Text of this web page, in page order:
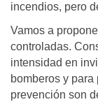
incendios, pero
Vamos a
controladas.
intensidad en
bomberos y
prevención son